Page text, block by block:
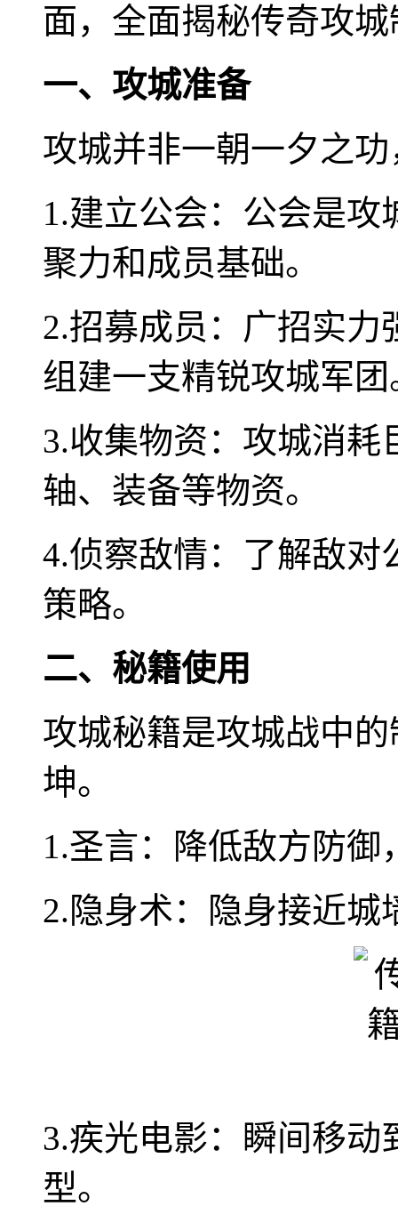
面，全面揭秘传奇攻
一、攻城准备
攻城并非一朝一夕之
1.建立公会：公会是
聚力和成员基础。
2.招募成员：广招实
组建一支精锐攻城军团
3.收集物资：攻城消
轴、装备等物资。
4.侦察敌情：了解敌对
策略。
二、秘籍使用
攻城秘籍是攻城战中
坤。
1.圣言：降低敌方防御
2.隐身术：隐身接近
3.疾光电影：瞬间移
型。